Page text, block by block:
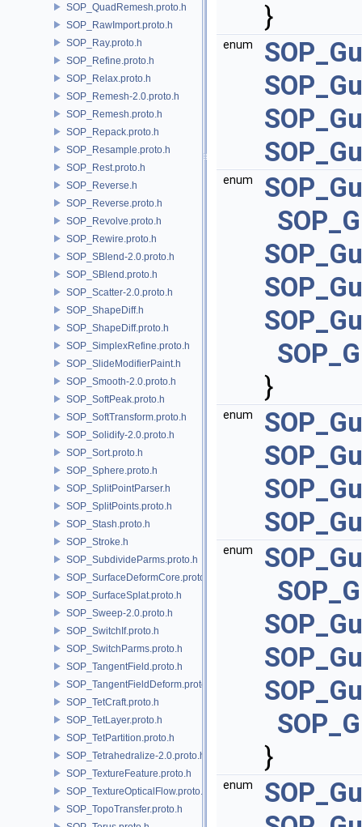
SOP_QuadRemesh.proto.h
SOP_RawImport.proto.h
SOP_Ray.proto.h
SOP_Refine.proto.h
SOP_Relax.proto.h
SOP_Remesh-2.0.proto.h
SOP_Remesh.proto.h
SOP_Repack.proto.h
SOP_Resample.proto.h
SOP_Rest.proto.h
SOP_Reverse.h
SOP_Reverse.proto.h
SOP_Revolve.proto.h
SOP_Rewire.proto.h
SOP_SBlend-2.0.proto.h
SOP_SBlend.proto.h
SOP_Scatter-2.0.proto.h
SOP_ShapeDiff.h
SOP_ShapeDiff.proto.h
SOP_SimplexRefine.proto.h
SOP_SlideModifierPaint.h
SOP_Smooth-2.0.proto.h
SOP_SoftPeak.proto.h
SOP_SoftTransform.proto.h
SOP_Solidify-2.0.proto.h
SOP_Sort.proto.h
SOP_Sphere.proto.h
SOP_SplitPointParser.h
SOP_SplitPoints.proto.h
SOP_Stash.proto.h
SOP_Stroke.h
SOP_SubdivideParms.proto.h
SOP_SurfaceDeformCore.proto.h
SOP_SurfaceSplat.proto.h
SOP_Sweep-2.0.proto.h
SOP_SwitchIf.proto.h
SOP_SwitchParms.proto.h
SOP_TangentField.proto.h
SOP_TangentFieldDeform.proto.h
SOP_TetCraft.proto.h
SOP_TetLayer.proto.h
SOP_TetPartition.proto.h
SOP_Tetrahedralize-2.0.proto.h
SOP_TextureFeature.proto.h
SOP_TextureOpticalFlow.proto.h
SOP_TopoTransfer.proto.h
}
enum
enum
}
enum
enum
}
enum